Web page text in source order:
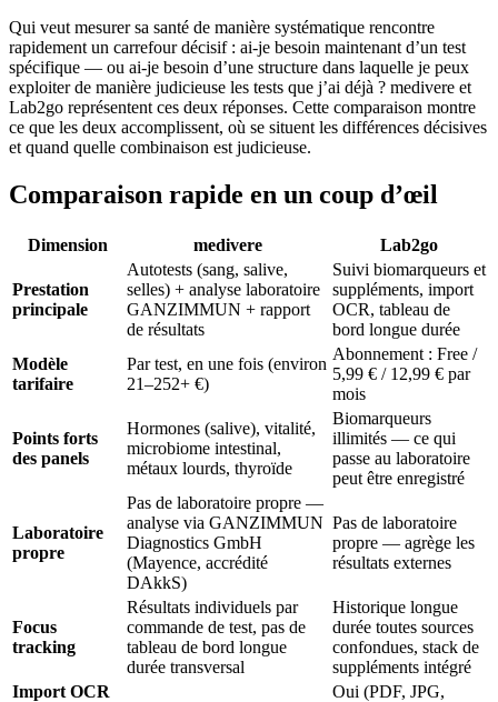
Qui veut mesurer sa santé de manière systématique rencontre
rapidement un carrefour décisif : ai-je besoin maintenant d’un test
spécifique — ou ai-je besoin d’une structure dans laquelle je peux
exploiter de manière judicieuse les tests que j’ai déjà ? medivere et
Lab2go représentent ces deux réponses. Cette comparaison montre
ce que les deux accomplissent, où se situent les différences décisives
et quand quelle combinaison est judicieuse.
Comparaison rapide en un coup d’œil
Dimension medivere Lab2go
Prestation
principale
Autotests (sang, salive,
selles) + analyse laboratoire
GANZIMMUN + rapport
de résultats
Suivi biomarqueurs et
suppléments, import
OCR, tableau de
bord longue durée
Modèle
tarifaire
Par test, en une fois (environ
21–252+ €)
Abonnement : Free /
5,99 € / 12,99 € par
mois
Points forts
des panels
Hormones (salive), vitalité,
microbiome intestinal,
métaux lourds, thyroïde
Biomarqueurs
illimités — ce qui
passe au laboratoire
peut être enregistré
Laboratoire
propre
Pas de laboratoire propre —
analyse via GANZIMMUN
Diagnostics GmbH
(Mayence, accrédité
DAkkS)
Pas de laboratoire
propre — agrège les
résultats externes
Focus
tracking
Résultats individuels par
commande de test, pas de
tableau de bord longue
durée transversal
Historique longue
durée toutes sources
confondues, stack de
suppléments intégré
Import OCR
Oui (PDF, JPG,